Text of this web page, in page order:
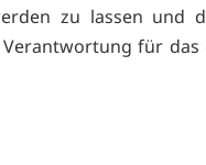
zu lassen und
für